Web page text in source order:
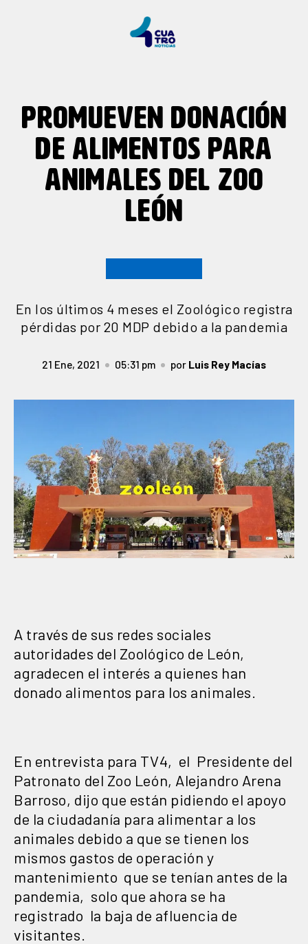
PROMUEVEN DONACIÓN
DE ALIMENTOS PARA
ANIMALES DEL ZOO
LEÓN
En los últimos 4 meses el Zoológico registra
pérdidas por 20 MDP debido a la pandemia
21 Ene, 2021 05:31 pm por Luis Rey Macías
A través de sus redes sociales
autoridades del Zoológico de León,
agradecen el interés a quienes han
donado alimentos para los animales.
En entrevista para TV4, el Presidente del
Patronato del Zoo León, Alejandro Arena
Barroso, dijo que están pidiendo el apoyo
de la ciudadanía para alimentar a los
animales debido a que se tienen los
mismos gastos de operación y
mantenimiento que se tenían antes de la
pandemia, solo que ahora se ha
registrado la baja de afluencia de
visitantes.